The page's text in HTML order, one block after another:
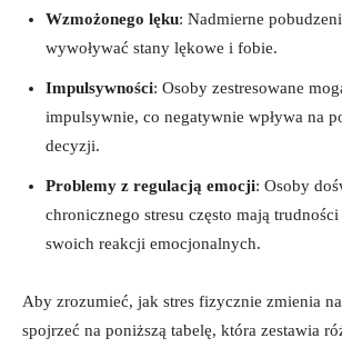
Wzmożonego lęku: Nadmierne
wywoływać stany lękowe i fobie.
Impulsywności: Osoby zestresowane
impulsywnie, co negatywnie wpływa na
decyzji.
Problemy z regulacją emocji: Osoby
chronicznego stresu często mają
swoich reakcji emocjonalnych.
Aby zrozumieć, jak stres fizycznie zmienia
spojrzeć na poniższą tabelę, która zestawia